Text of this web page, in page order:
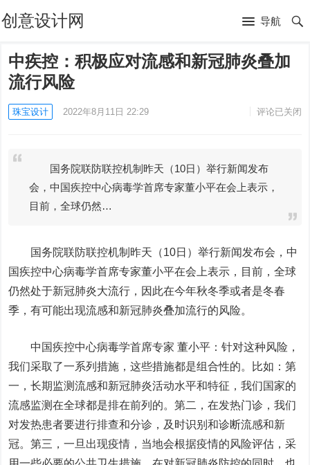
创意设计网 导航
中疾控：积极应对流感和新冠肺炎叠加
流行风险
珠宝设计 2022年8月11日 22:29 评论已关闭
国务院联防联控机制昨天（10日）举行新闻发布
会，中国疾控中心病毒学首席专家董小平在会上表示，
目前，全球仍然…
国务院联防联控机制昨天（10日）举行新闻发布会，中
国疾控中心病毒学首席专家董小平在会上表示，目前，全球
仍然处于新冠肺炎大流行，因此在今年秋冬季或者是冬春
季，有可能出现流感和新冠肺炎叠加流行的风险。
中国疾控中心病毒学首席专家 董小平：针对这种风险，
我们采取了一系列措施，这些措施都是组合性的。比如：第
一，长期监测流感和新冠肺炎活动水平和特征，我们国家的
流感监测在全球都是排在前列的。第二，在发热门诊，我们
对发热患者要进行排查和分诊，及时识别和诊断流感和新
冠。第三，一旦出现疫情，当地会根据疫情的风险评估，采